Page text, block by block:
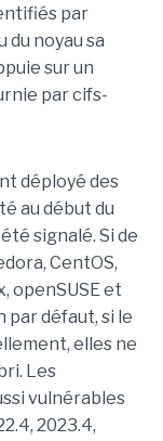
par
du noyau sa
sur un
par cifs-
déployé des
au début du
signalé. Si de
CentOS,
openSUSE et
par défaut, si le
elles ne
Les
vulnérables
2023.4,